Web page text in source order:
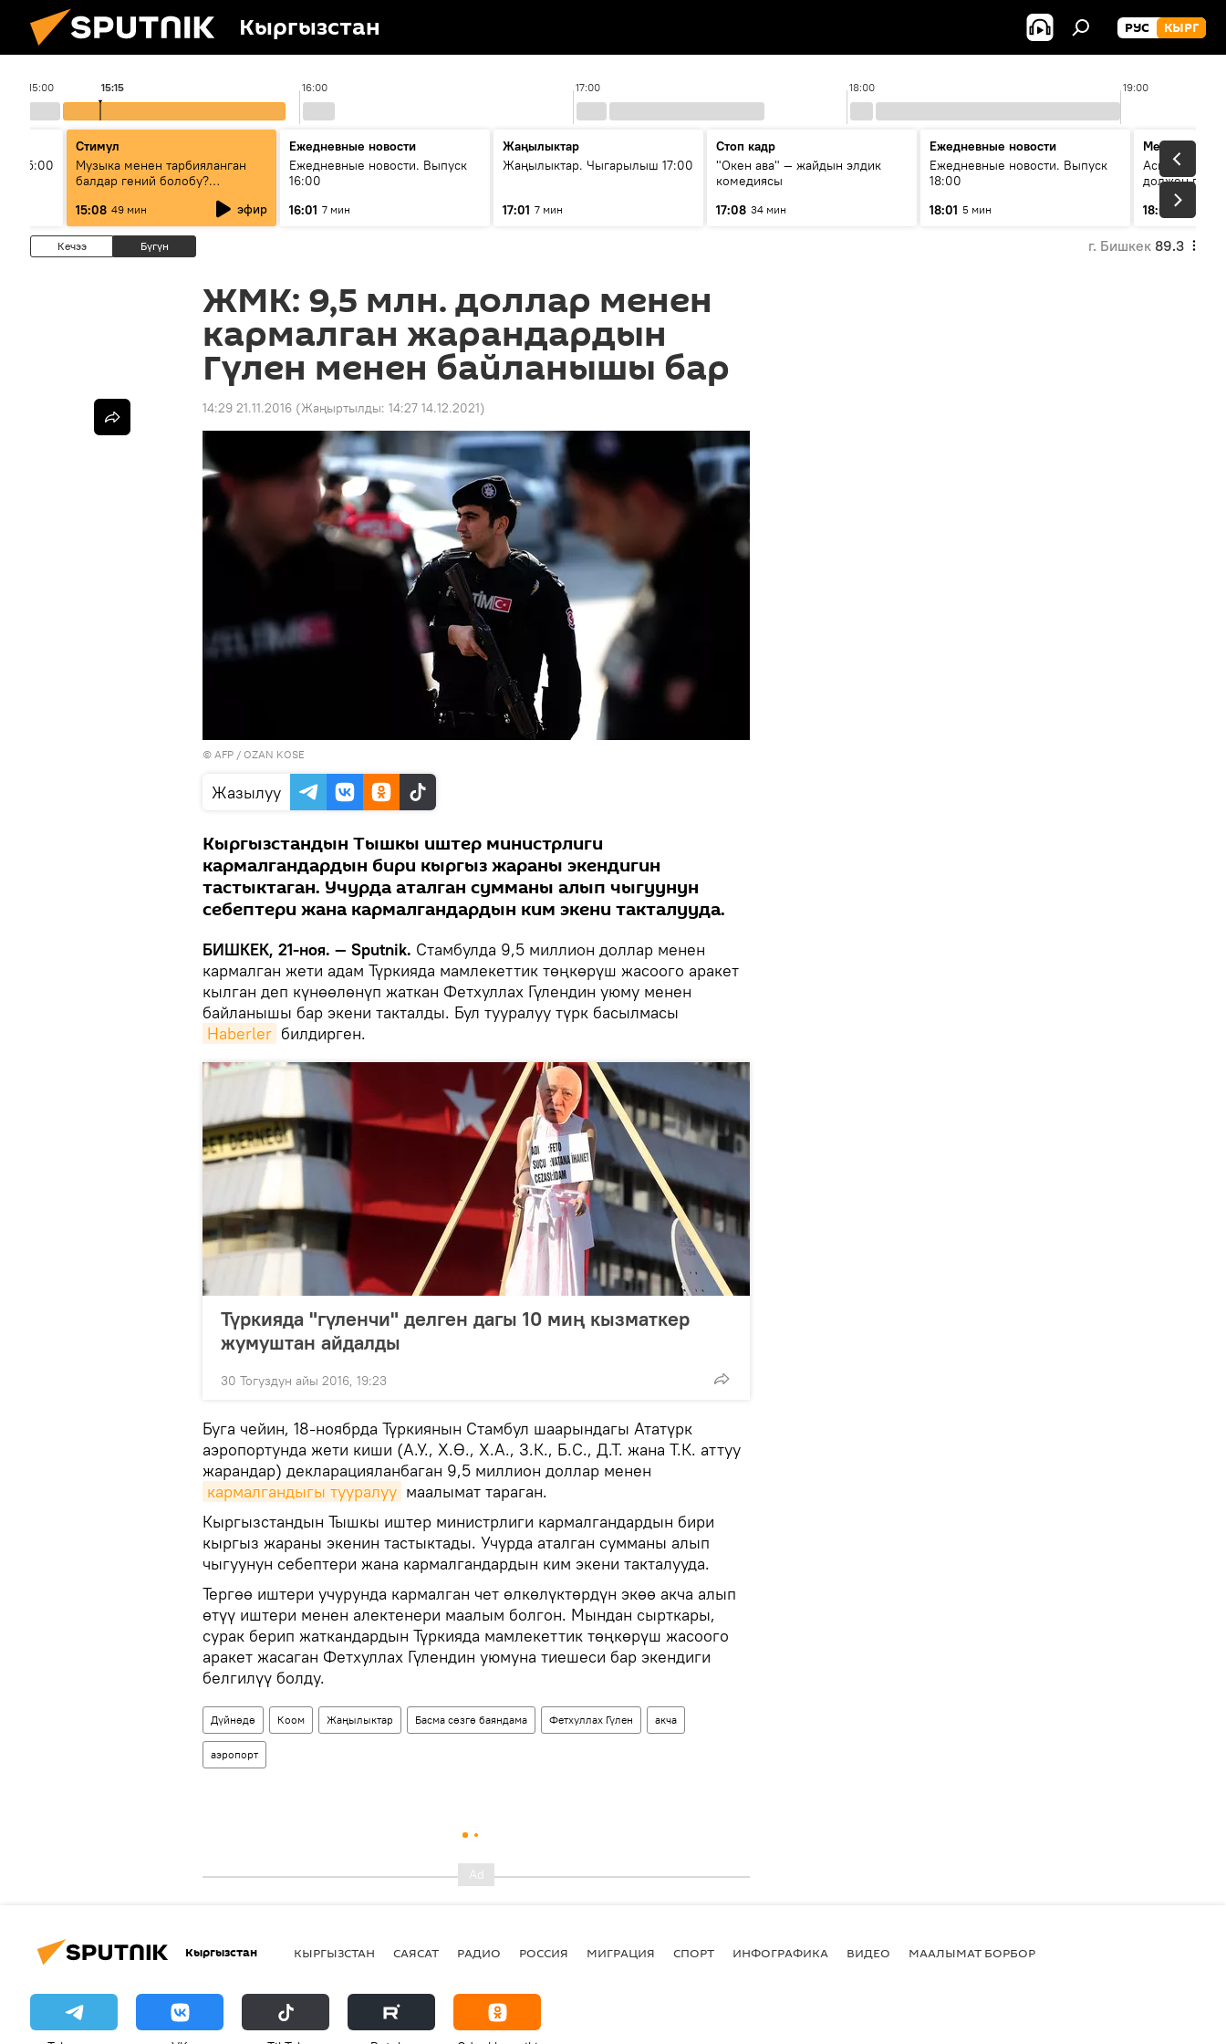
Кыргызстан РУС КЫРГ
15:00 16:00 17:00 18:00 19:00
15:15
15:00
Стимул
Музыка менен тарбияланган
балдар гений болобу?
Кыргыздын жашоосунда
музыканын орду
15:08 49 мин эфир
Ежедневные новости
Ежедневные новости. Выпуск
16:00
16:01 7 мин
Жаңылыктар
Жаңылыктар. Чыгарылыш 17:00
17:01 7 мин
Стоп кадр
"Окен ава" — жайдын элдик
комедиясы
17:08 34 мин
Ежедневные новости
Ежедневные новости. Выпуск
18:00
18:01 5 мин
Меняющие
Аскар
должен
18:06
Кечээ Бүгүн г. Бишкек 89.3
ЖМК: 9,5 млн. доллар менен
кармалган жарандардын
Гүлен менен байланышы бар
14:29 21.11.2016 (Жаңыртылды: 14:27 14.12.2021)
© AFP / OZAN KOSE
Жазылуу
Кыргызстандын Тышкы иштер министрлиги
кармалгандардын бири кыргыз жараны экендигин
тастыктаган. Учурда аталган сумманы алып чыгуунун
себептери жана кармалгандардын ким экени такталууда.
БИШКЕК, 21-ноя. — Sputnik. Стамбулда 9,5 миллион доллар менен
кармалган жети адам Түркияда мамлекеттик төңкөрүш жасоого аракет
кылган деп күнөөлөнүп жаткан Фетхуллах Гүлендин уюму менен
байланышы бар экени такталды. Бул тууралуу түрк басылмасы
Haberler билдирген.
Түркияда "гүленчи" делген дагы 10 миң кызматкер
жумуштан айдалды
30 Тогуздун айы 2016, 19:23
Буга чейин, 18-ноябрда Түркиянын Стамбул шаарындагы Ататүрк
аэропортунда жети киши (А.У., Х.Ө., Х.А., З.К., Б.С., Д.Т. жана Т.К. аттуу
жарандар) декларацияланбаган 9,5 миллион доллар менен
кармалгандыгы тууралуу маалымат тараган.
Кыргызстандын Тышкы иштер министрлиги кармалгандардын бири
кыргыз жараны экенин тастыктады. Учурда аталган сумманы алып
чыгуунун себептери жана кармалгандардын ким экени такталууда.
Тергөө иштери учурунда кармалган чет өлкөлүктөрдүн экөө акча алып
өтүү иштери менен алектенери маалым болгон. Мындан сырткары,
сурак берип жаткандардын Түркияда мамлекеттик төңкөрүш жасоого
аракет жасаган Фетхуллах Гүлендин уюмуна тиешеси бар экендиги
белгилүү болду.
Дүйнөдө Коом Жаңылыктар Басма сөзгө баяндама Фетхуллах Гүлен акча
аэропорт
Кыргызстан КЫРГЫЗСТАН САЯСАТ РАДИО РОССИЯ МИГРАЦИЯ СПОРТ ИНФОГРАФИКА ВИДЕО МААЛЫМАТ БОРБОР